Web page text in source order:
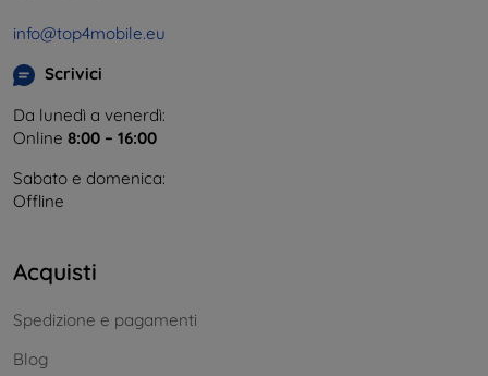
info@top4mobile.eu
Scrivici
Da lunedì a venerdì:
Online 8:00 – 16:00
Sabato e domenica:
Offline
Acquisti
Spedizione e pagamenti
Blog